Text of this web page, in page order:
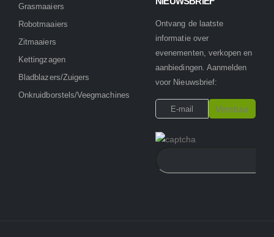
Grasmaaiers
Robotmaaiers
Zitmaaiers
Kettingzagen
Bladblazers/Zuigers
Onkruidborstels/Veegmachines
Ontvang de laatste
informatie over
evenementen, verkopen en
aanbiedingen. Aanmelden
voor Nieuwsbrief: